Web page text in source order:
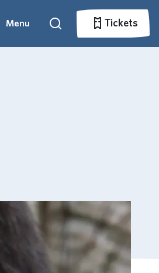
Menu Zoeken Tickets
Tickets